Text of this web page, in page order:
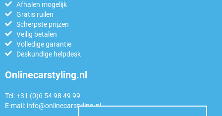
Afhalen mogelijk
Gratis ruilen
Scherpste prijzen
Veilig betalen
Volledige garantie
Deskundige helpdesk
Onlinecarstyling.nl
Tel: +31 (0)6 54 98 49 99
E-mail: info@onlinecarstyling.nl